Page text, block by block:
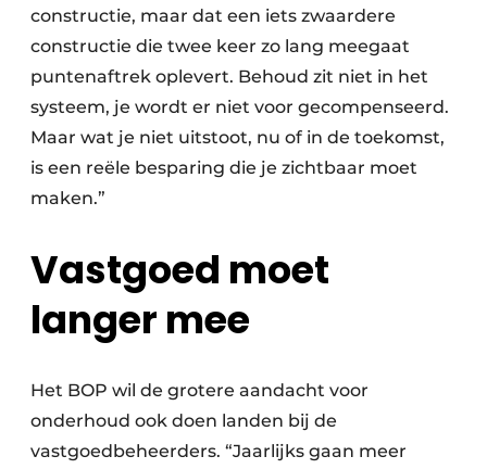
constructie, maar dat een iets zwaardere
constructie die twee keer zo lang meegaat
puntenaftrek oplevert. Behoud zit niet in het
systeem, je wordt er niet voor gecompenseerd.
Maar wat je niet uitstoot, nu of in de toekomst,
is een reële besparing die je zichtbaar moet
maken.”
Vastgoed moet
langer mee
Het BOP wil de grotere aandacht voor
onderhoud ook doen landen bij de
vastgoedbeheerders. “Jaarlijks gaan meer